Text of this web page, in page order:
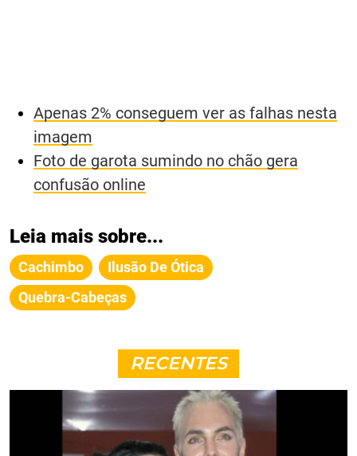
Apenas 2% conseguem ver as falhas nesta
imagem
Foto de garota sumindo no chão gera
confusão online
Leia mais sobre...
Cachimbo
Ilusão De Ótica
Quebra-Cabeças
RECENTES